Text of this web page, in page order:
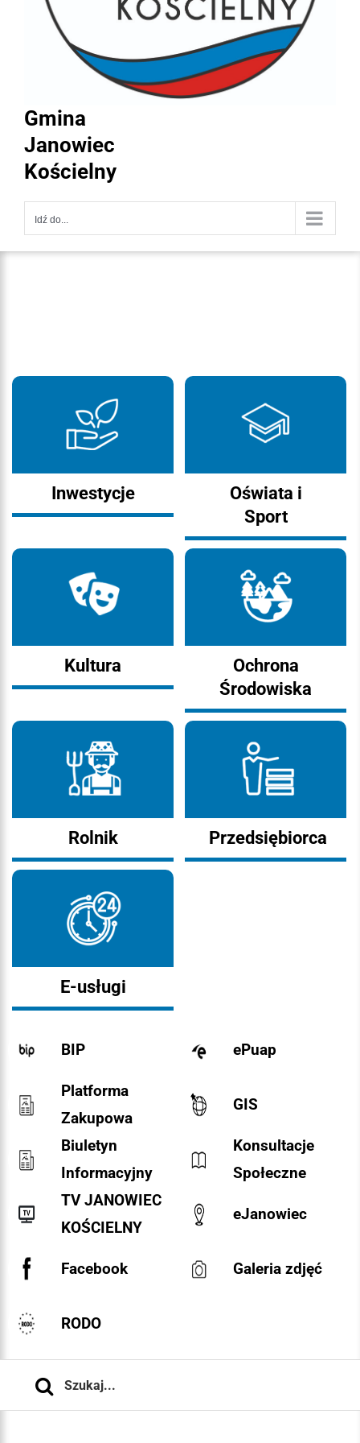
Gmina
Janowiec
Kościelny
Idź do...
Inwestycje
Oświata i
Sport
Kultura
Ochrona
Środowiska
Rolnik Przedsiębiorca
E-usługi
BIP ePuap
Platforma
Zakupowa
GIS
Biuletyn
Informacyjny
Konsultacje
Społeczne
TV JANOWIEC
KOŚCIELNY
eJanowiec
Facebook Galeria zdjęć
RODO